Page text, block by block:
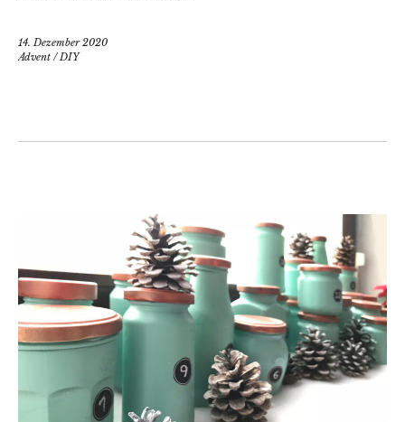
14. Dezember 2020
Advent / DIY